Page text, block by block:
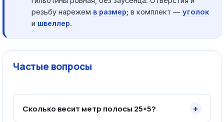
резьбу нарежем в размер; в комплект — уголок
и швеллер.
Частые вопросы
Сколько весит метр полосы 25×5? +